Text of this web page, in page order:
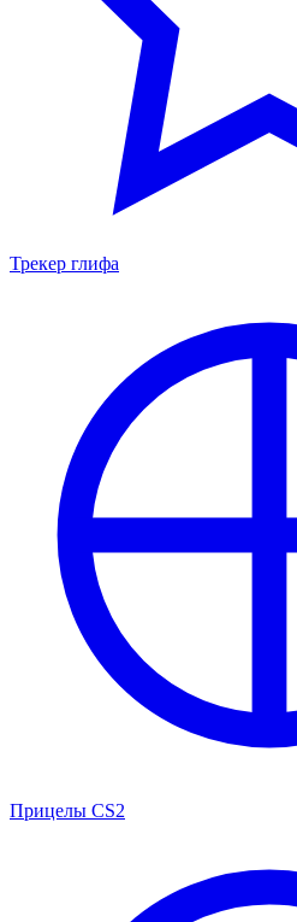
Трекер глифа
Прицелы CS2